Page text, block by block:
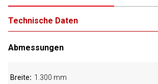
Technische Daten
Abmessungen
Breite 1.300 mm